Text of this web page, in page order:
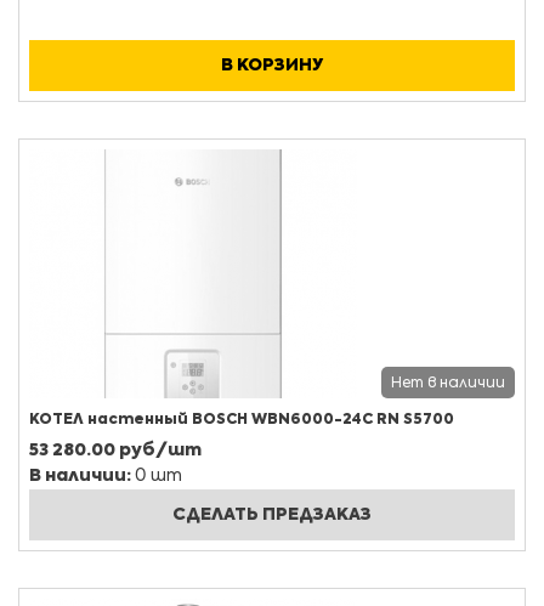
В КОРЗИНУ
Нет в наличии
КОТЕЛ настенный BOSСH WBN6000-24C RN S5700
53 280.00 руб/шт
В наличии: 0 шт
СДЕЛАТЬ ПРЕДЗАКАЗ